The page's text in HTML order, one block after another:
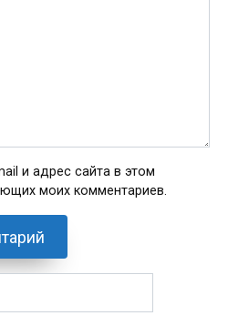
и адрес сайта в этом
моих комментариев.